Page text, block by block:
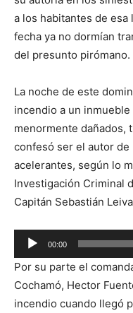
a los habitantes de esa
fecha ya no dormían
del presunto pirómano.
La noche de este
incendio a un
menormente dañados,
confesó ser el autor
acelerantes, según lo
Investigación Criminal
Capitán Sebastián
Reproductor
de
audio
00:00
Por su parte el
Cochamó, Hector
incendio cuando llegó